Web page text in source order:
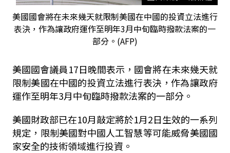
美國國會將在未來幾天就限制美國在中國的投資立法進行
表決，作為讓政府運作至明年3月中旬臨時撥款法案的一
部分。(AFP)
美國國會議員17日晚間表示，國會將在未來幾天就
限制美國在中國的投資立法進行表決，作為讓政府
運作至明年3月中旬臨時撥款法案的一部分。
美國財政部已在10月敲定將於1月2日生效的一系列
規定，限制美國對中國人工智慧等可能威脅美國國
家安全的技術領域進行投資。